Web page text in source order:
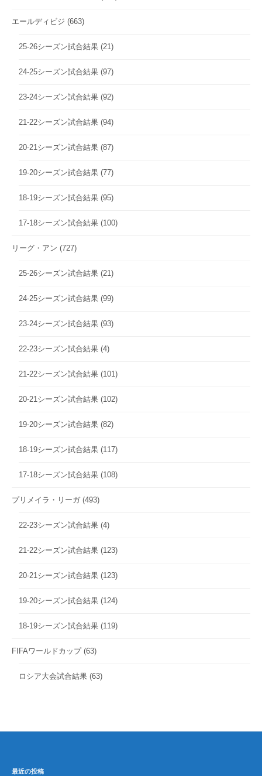
エールディビジ (663)
25-26シーズン試合結果 (21)
24-25シーズン試合結果 (97)
23-24シーズン試合結果 (92)
21-22シーズン試合結果 (94)
20-21シーズン試合結果 (87)
19-20シーズン試合結果 (77)
18-19シーズン試合結果 (95)
17-18シーズン試合結果 (100)
リーグ・アン (727)
25-26シーズン試合結果 (21)
24-25シーズン試合結果 (99)
23-24シーズン試合結果 (93)
22-23シーズン試合結果 (4)
21-22シーズン試合結果 (101)
20-21シーズン試合結果 (102)
19-20シーズン試合結果 (82)
18-19シーズン試合結果 (117)
17-18シーズン試合結果 (108)
プリメイラ・リーガ (493)
22-23シーズン試合結果 (4)
21-22シーズン試合結果 (123)
20-21シーズン試合結果 (123)
19-20シーズン試合結果 (124)
18-19シーズン試合結果 (119)
FIFAワールドカップ(63)
ロシア大会試合結果 (63)
最近の投稿